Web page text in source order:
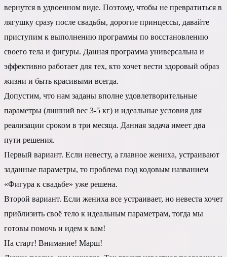
вернутся в удвоенном виде. Поэтому, чтобы не превратиться в
лягушку сразу после свадьбы, дорогие принцессы, давайте
приступим к выполнению программы по восстановлению
своего тела и фигуры. Данная программа универсальна и
эффективно работает для тех, кто хочет вести здоровый образ
жизни и быть красивыми всегда.
Допустим, что нам заданы вполне удовлетворительные
параметры (лишний вес 3-5 кг) и идеальные условия для
реализации сроком в три месяца. Данная задача имеет два
пути решения.
Первый вариант. Если невесту, а главное жениха, устраивают
заданные параметры, то проблема под кодовым названием
«Фигура к свадьбе» уже решена.
Второй вариант. Если жениха все устраивает, но невеста хочет
приблизить своё тело к идеальным параметрам, тогда мы
готовы помочь и идем к вам!
На старт! Внимание! Марш!